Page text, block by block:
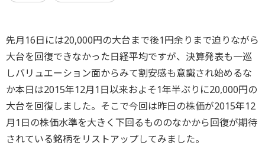
先月16日には20,000円の大台まで後1円余りまで迫りながら
大台を回復できなかった日経平均ですが、決算発表も一巡
しバリュエーション面からみて割安感も意識され始めるな
か本日は2015年12月1日以来およそ1年半ぶりに20,000円の
大台を回復しました。そこで今回は昨日の株価が2015年12
月1日の株価水準を大きく下回るもののなかから回復が期待
されている銘柄をリストアップしてみました。